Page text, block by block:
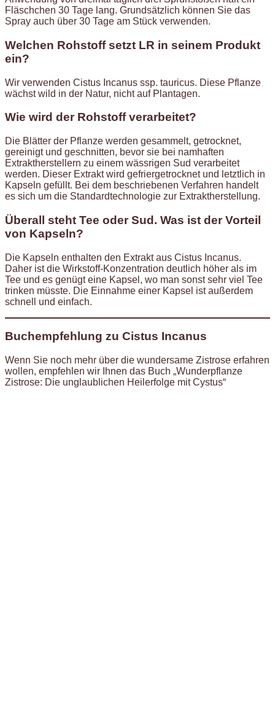
Fläschchen 30 Tage lang. Grundsätzlich können Sie das
Spray auch über 30 Tage am Stück verwenden.
Welchen Rohstoff setzt LR in seinem Produkt
ein?
Wir verwenden Cistus Incanus ssp. tauricus. Diese Pflanze
wächst wild in der Natur, nicht auf Plantagen.
Wie wird der Rohstoff verarbeitet?
Die Blätter der Pflanze werden gesammelt, getrocknet,
gereinigt und geschnitten, bevor sie bei namhaften
Extraktherstellern zu einem wässrigen Sud verarbeitet
werden. Dieser Extrakt wird gefriergetrocknet und letztlich in
Kapseln gefüllt. Bei dem beschriebenen Verfahren handelt
es sich um die Standardtechnologie zur Extraktherstellung.
Überall steht Tee oder Sud. Was ist der Vorteil
von Kapseln?
Die Kapseln enthalten den Extrakt aus Cistus Incanus.
Daher ist die Wirkstoff-Konzentration deutlich höher als im
Tee und es genügt eine Kapsel, wo man sonst sehr viel Tee
trinken müsste. Die Einnahme einer Kapsel ist außerdem
schnell und einfach.
Buchempfehlung zu Cistus Incanus
Wenn Sie noch mehr über die wundersame Zistrose erfahren
wollen, empfehlen wir Ihnen das Buch „Wunderpflanze
Zistrose: Die unglaublichen Heilerfolge mit Cystus“